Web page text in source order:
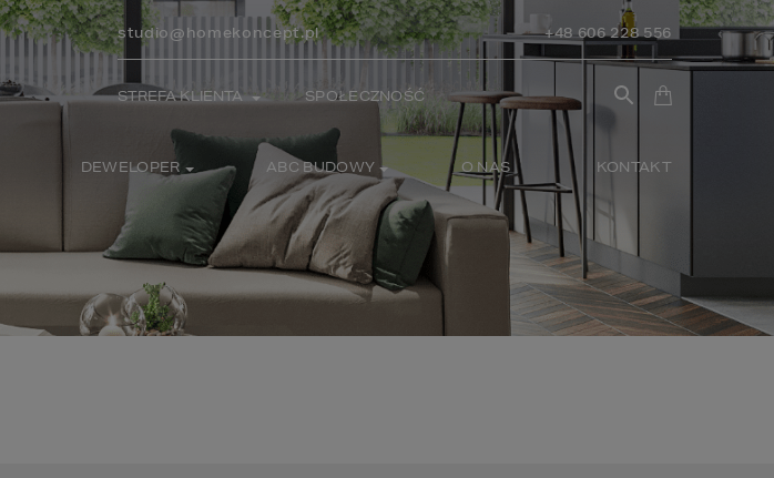
studio@homekoncept.pl +48 606 228 556
STREFA KLIENTA SPOŁECZNOŚĆ
DEWELOPER ABC BUDOWY O NAS KONTAKT